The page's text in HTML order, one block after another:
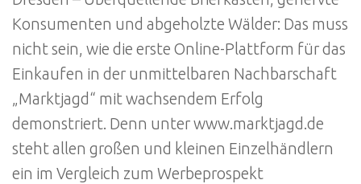
Konsumenten und abgeholzte Wälder: Das muss
nicht sein, wie die erste Online-Plattform für das
Einkaufen in der unmittelbaren Nachbarschaft
„Marktjagd“ mit wachsendem Erfolg
demonstriert. Denn unter www.marktjagd.de
steht allen großen und kleinen Einzelhändlern
ein im Vergleich zum Werbeprospekt